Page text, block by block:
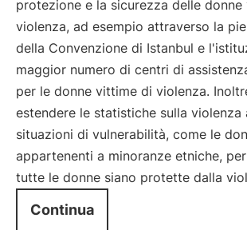
protezione e la sicurezza delle
violenza, ad esempio attraverso la
della Convenzione di Istanbul e
maggior numero di centri di
per le donne vittime di violenza.
estendere le statistiche sulla violenza
situazioni di vulnerabilità, come le
appartenenti a minoranze etniche,
tutte le donne siano protette dalla
Continua